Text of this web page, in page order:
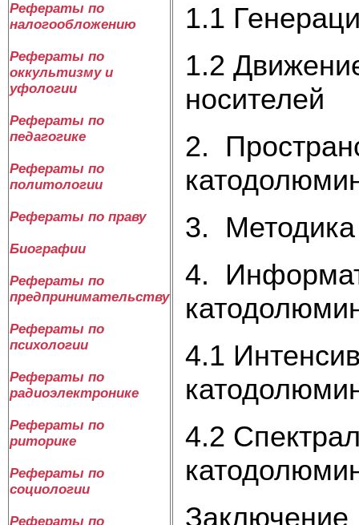
Рефераты по
налогообложению
Рефераты по
оккультизму и
уфологии
Рефераты по
педагогике
Рефераты по
политологии
Рефераты по праву
Биографии
Рефераты по
предпринимательству
Рефераты по
психологии
Рефераты по
радиоэлектронике
Рефераты по
риторике
Рефераты по
социологии
Рефераты по
1.1
1.2
носителей
2.
3. Методика
4.
4.1
4.2
Заключение